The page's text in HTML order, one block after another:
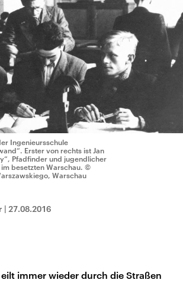
Ingenieursschule
Erster von rechts ist Jan
Pfadfinder und jugendlicher
besetzten Warschau. ©
Warschau
| 27.08.2016
immer wieder durch die Straßen